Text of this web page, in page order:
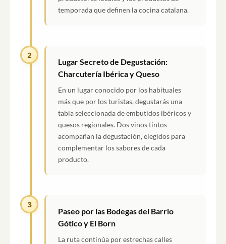
temporada que definen la cocina catalana.
2
Lugar Secreto de Degustación:
Charcutería Ibérica y Queso
En un lugar conocido por los habituales
más que por los turistas, degustarás una
tabla seleccionada de embutidos ibéricos y
quesos regionales. Dos vinos tintos
acompañan la degustación, elegidos para
complementar los sabores de cada
producto.
3
Paseo por las Bodegas del Barrio
Gótico y El Born
La ruta continúa por estrechas calles